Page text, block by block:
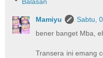
Mamiyu
Sabtu,
bener banget Mba,
Transera ini emang